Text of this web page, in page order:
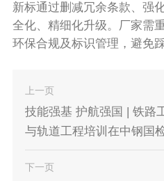
新标通过删减冗余条款、强
全化、精细化升级。厂家需
环保合规及标识管理，避免
上一页
技能强基 护航强国 | 铁路
与轨道工程培训在中钢国
下一页